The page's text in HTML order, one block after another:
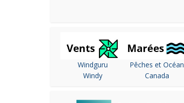
Windguru
Windy
Pêches et Océan
Canada